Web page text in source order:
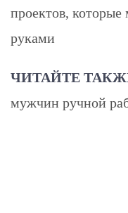
проектов,
руками
ЧИТАЙТЕ
мужчин ручной